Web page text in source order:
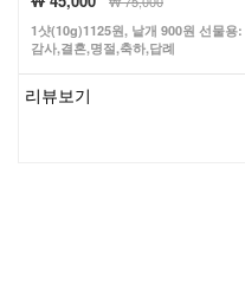
1샷(10g)1125원, 낱개 900원 선물용:
감사,결혼,명절,축하,답례
리뷰보기